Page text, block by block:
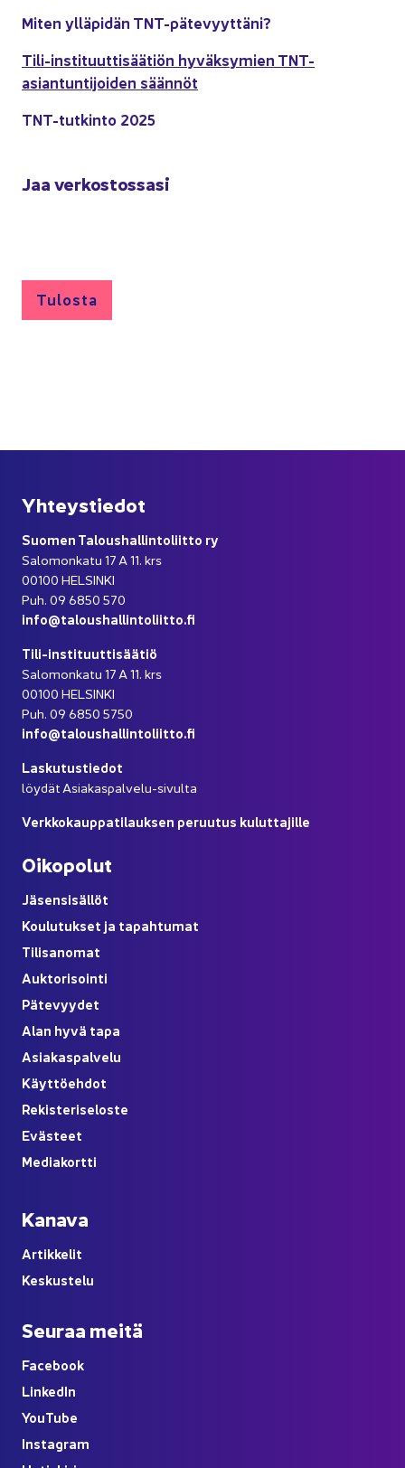
Miten yl­lä­pi­dän TNT-​pätevyyttäni?
Tili-​instituuttisäätiön hy­väk­sy­mien TNT-​
asiantuntijoiden sään­nöt
TNT-​tutkinto 2025
Jaa ver­kos­tos­sa­si
Tu­los­ta
Yh­teys­tie­dot
Suo­men Ta­lous­hal­lin­to­liit­to ry
Sa­lo­mon­ka­tu 17 A 11. krs
00100 HEL­SIN­KI
Puh. 09 6850 570
info@ta­lous­hal­lin­to­liit­to.fi
Tili-​instituuttisäätiö
Sa­lo­mon­ka­tu 17 A 11. krs
00100 HEL­SIN­KI
Puh. 09 6850 5750
info@ta­lous­hal­lin­to­liit­to.fi
Las­ku­tus­tie­dot
löy­dät Asiakaspalvelu-​sivulta
Verk­ko­kaup­pa­ti­lauk­sen pe­ruu­tus ku­lut­ta­jil­le
Oi­ko­po­lut
Jä­sen­si­säl­löt
Kou­lu­tuk­set ja ta­pah­tu­mat
Ti­li­sa­no­mat
Auk­to­ri­soin­ti
Pä­te­vyy­det
Alan hyvä tapa
Asia­kas­pal­ve­lu
Käyt­tö­eh­dot
Re­kis­te­ri­se­los­te
Eväs­teet
Me­dia­kort­ti
Ka­na­va
Ar­tik­ke­lit
Kes­kus­te­lu
Seu­raa meitä
Face­book
Lin­ke­dIn
YouTube
Ins­ta­gram